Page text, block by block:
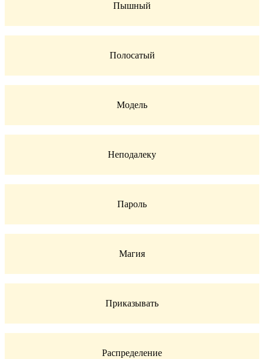
Пышный
Полосатый
Модель
Неподалеку
Пароль
Магия
Приказывать
Распределение